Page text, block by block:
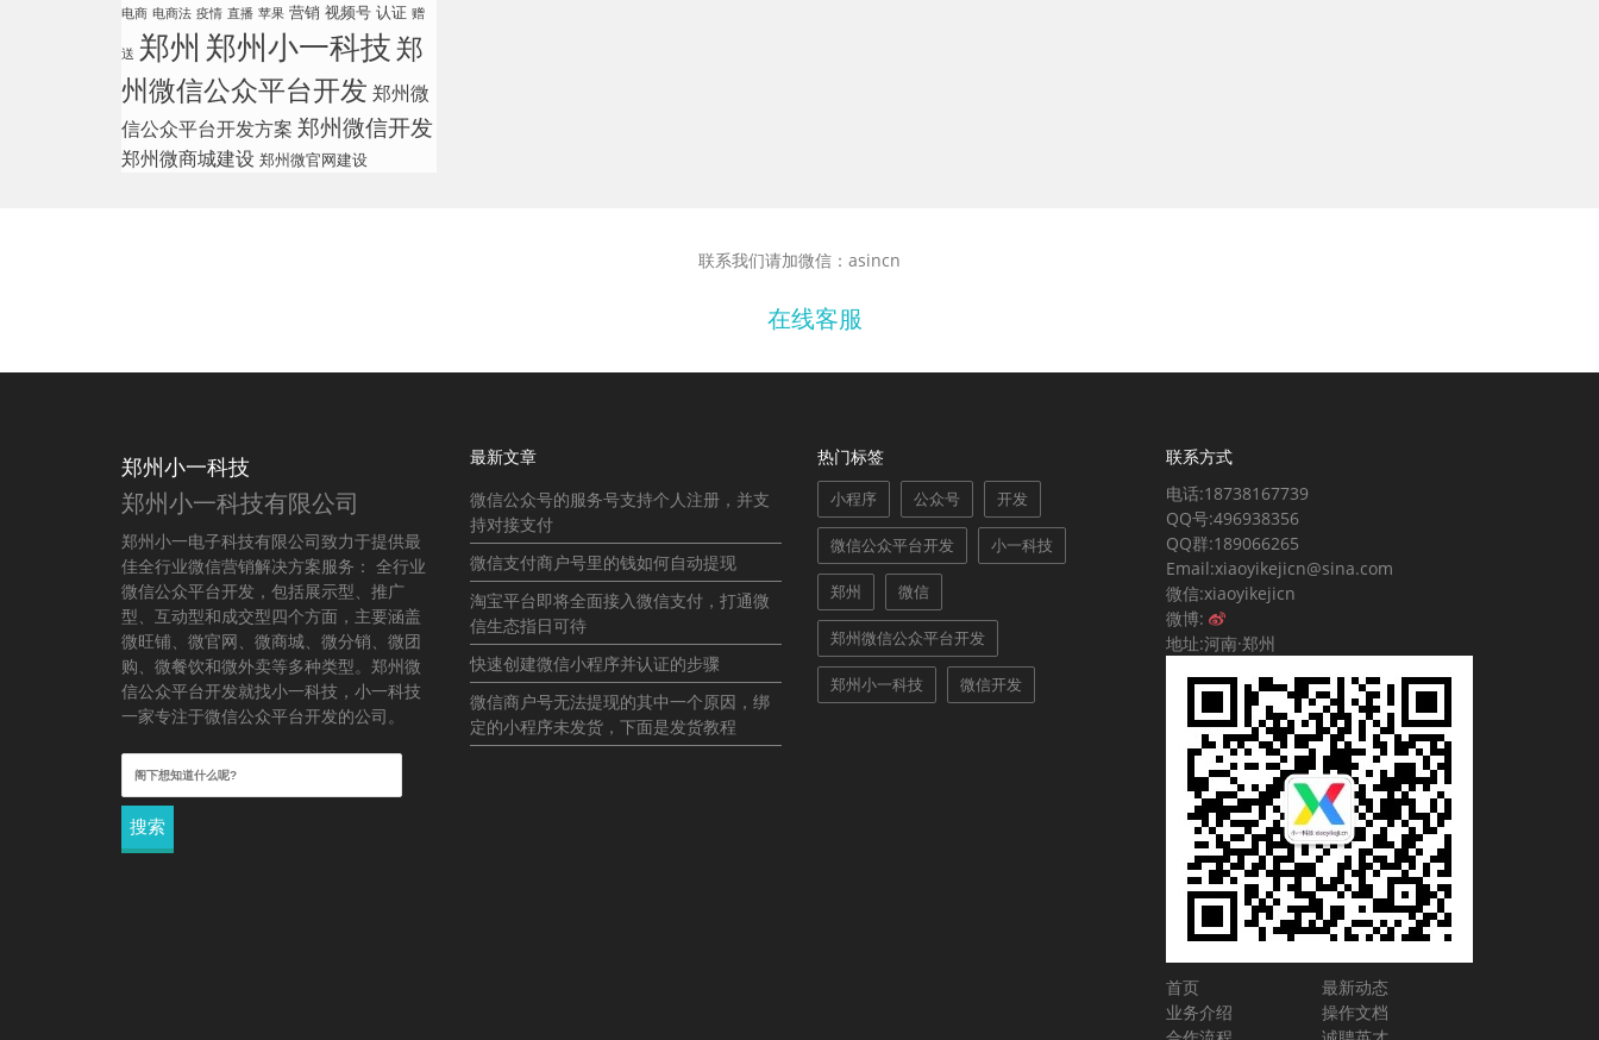
电商 电商法 疫情 直播 苹果 营销 视频号 认证 赠
送 郑州 郑州小一科技郑
州微信公众平台开发 郑州微
信公众平台开发方案 郑州微信开发
郑州微商城建设 郑州微官网建设
联系我们请加微信：asincn
在线客服
郑州小一科技
郑州小一科技有限公司
郑州小一电子科技有限公司致力于提供最
佳全行业微信营销解决方案服务： 全行业
微信公众平台开发，包括展示型、推广
型、互动型和成交型四个方面，主要涵盖
微旺铺、微官网、微商城、微分销、微团
购、微餐饮和微外卖等多种类型。郑州微
信公众平台开发就找小一科技，小一科技
一家专注于微信公众平台开发的公司。
搜
索：
最新文章
微信公众号的服务号支持个人注册，并支
持对接支付
微信支付商户号里的钱如何自动提现
淘宝平台即将全面接入微信支付，打通微
信生态指日可待
快速创建微信小程序并认证的步骤
微信商户号无法提现的其中一个原因，绑
定的小程序未发货，下面是发货教程
热门标签
小程序 公众号 开发
微信公众平台开发 小一科技
郑州 微信
郑州微信公众平台开发
郑州小一科技 微信开发
联系方式
电话:18738167739
QQ号:496938356
QQ群:189066265
Email:xiaoyikejicn@sina.com
微信:xiaoyikejicn
微博:
地址:河南·郑州
首页
最新动态
业务介绍
操作文档